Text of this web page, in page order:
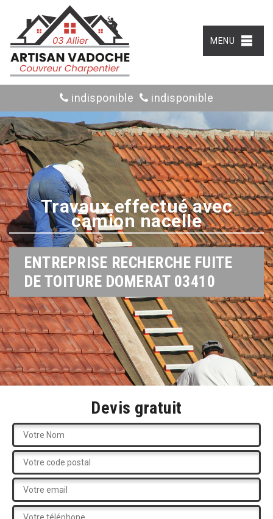
MENU
indisponible indisponible
Travaux effectué avec
camion nacelle
ENTREPRISE RECHERCHE FUITE
DE TOITURE DOMERAT 03410
Devis gratuit